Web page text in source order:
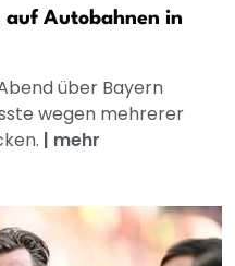
auf Autobahnen in
über Bayern
wegen mehrerer
| mehr